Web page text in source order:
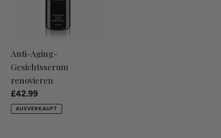
Anti-Aging-
Gesichtsserum
renovieren
Normaler
Preis
£42.99
AUSVERKAUFT